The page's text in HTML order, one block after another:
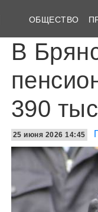
ОБЩЕСТВО
В
390
25 июня 2026 14:45